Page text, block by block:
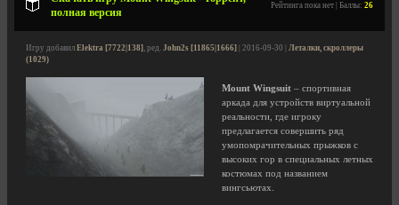
полная версия
Рейтинга пока нет | Баллы: 26
Игру добавил Elektra [7722|138], ред. John2s [11865|1666] | 2016-09-30 | Леталки, скроллеры
(1029)
Mount Wingsuit – спортивная
аркада для устройств виртуальной
реальности, где игроку
предлагается совершить ряд
умопомрачительных прыжков с
высоких гор в специальных летных
костюмах под названием
вингсьютах.